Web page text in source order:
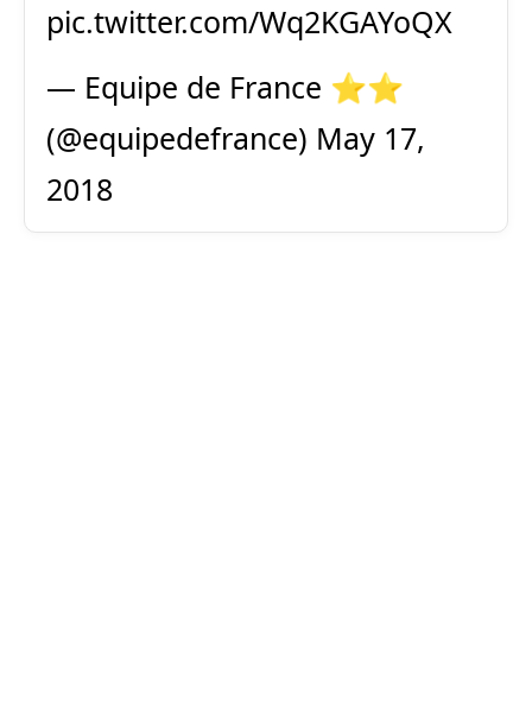
pic.twitter.com/Wq2KGAYoQX
— Equipe de France ⭐⭐
(@equipedefrance) May 17,
2018